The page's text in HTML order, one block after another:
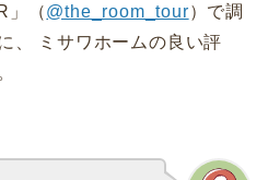
」（@the_room_tour）で調
、 ミサワホームの良い評